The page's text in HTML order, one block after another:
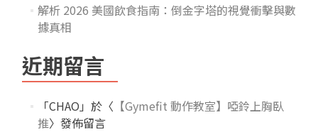
解析 2026 美國飲食指南：倒金字塔的視覺衝擊與數
據真相
近期留言
「CHAO 」於〈 【Gymefit 動作教室】啞鈴上胸臥
推〉發佈留言